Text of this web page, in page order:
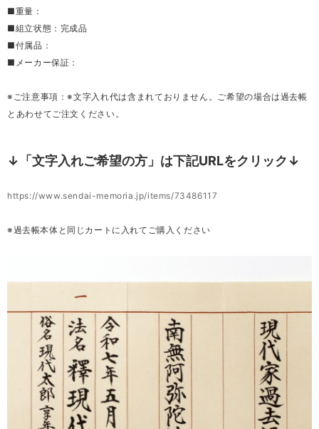
■重量：
■組立状態：完成品
■付属品：
■メーカー保証：
※ご注意事項：※文字入れ代は含まれておりません。ご希望の場合は過去帳
とあわせてご注文ください。
↓「文字入れご希望の方」は下記URLをクリック↓
https://www.sendai-memoria.jp/items/73486117
※過去帳本体と同じカートに入れてご購入ください